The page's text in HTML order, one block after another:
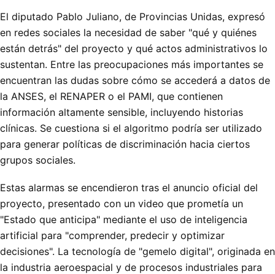
El diputado Pablo Juliano, de Provincias Unidas, expresó
en redes sociales la necesidad de saber "qué y quiénes
están detrás" del proyecto y qué actos administrativos lo
sustentan. Entre las preocupaciones más importantes se
encuentran las dudas sobre cómo se accederá a datos de
la ANSES, el RENAPER o el PAMI, que contienen
información altamente sensible, incluyendo historias
clínicas. Se cuestiona si el algoritmo podría ser utilizado
para generar políticas de discriminación hacia ciertos
grupos sociales.
Estas alarmas se encendieron tras el anuncio oficial del
proyecto, presentado con un video que prometía un
"Estado que anticipa" mediante el uso de inteligencia
artificial para "comprender, predecir y optimizar
decisiones". La tecnología de "gemelo digital", originada en
la industria aeroespacial y de procesos industriales para